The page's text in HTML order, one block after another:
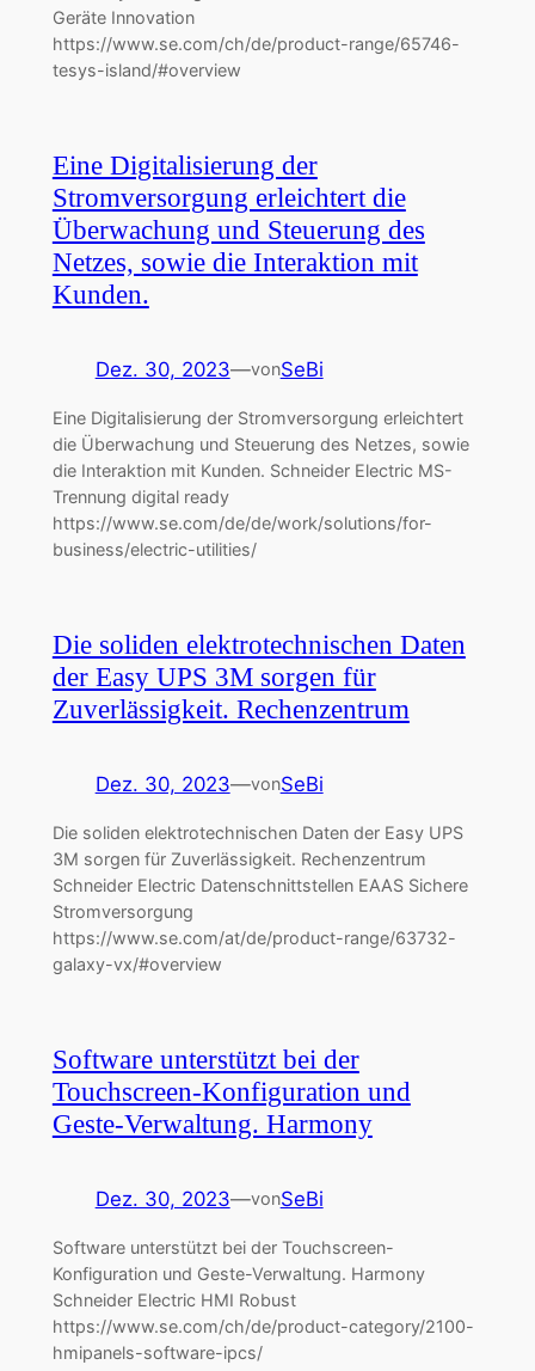
Geräte Innovation
https://www.se.com/ch/de/product-range/65746-
tesys-island/#overview
Eine Digitalisierung der
Stromversorgung erleichtert die
Überwachung und Steuerung des
Netzes, sowie die Interaktion mit
Kunden.
Dez. 30, 2023—vonSeBi
Eine Digitalisierung der Stromversorgung erleichtert
die Überwachung und Steuerung des Netzes, sowie
die Interaktion mit Kunden. Schneider Electric MS-
Trennung digital ready
https://www.se.com/de/de/work/solutions/for-
business/electric-utilities/
Die soliden elektrotechnischen Daten
der Easy UPS 3M sorgen für
Zuverlässigkeit. Rechenzentrum
Dez. 30, 2023—vonSeBi
Die soliden elektrotechnischen Daten der Easy UPS
3M sorgen für Zuverlässigkeit. Rechenzentrum
Schneider Electric Datenschnittstellen EAAS Sichere
Stromversorgung
https://www.se.com/at/de/product-range/63732-
galaxy-vx/#overview
Software unterstützt bei der
Touchscreen-Konfiguration und
Geste-Verwaltung. Harmony
Dez. 30, 2023—vonSeBi
Software unterstützt bei der Touchscreen-
Konfiguration und Geste-Verwaltung. Harmony
Schneider Electric HMI Robust
https://www.se.com/ch/de/product-category/2100-
hmipanels-software-ipcs/